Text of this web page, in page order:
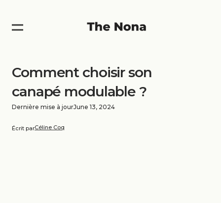
Comment choisir son
canapé modulable ?
Dernière mise à jourJune 13, 2024
Écrit parCéline Coq